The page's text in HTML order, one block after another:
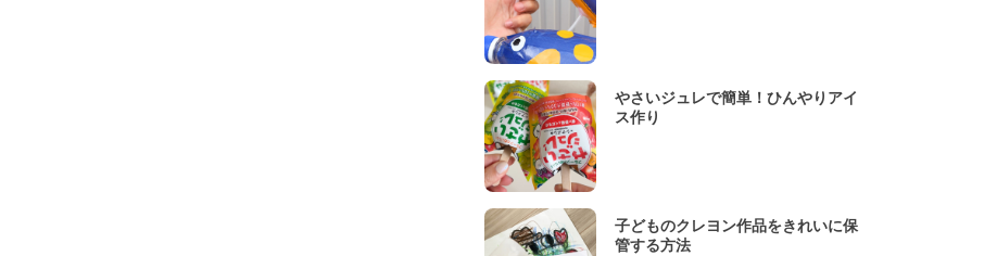
やさいジュレで簡単！ひんやりアイ
ス作り
子どものクレヨン作品をきれいに保
管する方法